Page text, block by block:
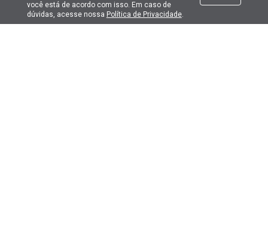
Formas de pagamento
você está de acordo com isso. Em caso de
dúvidas, acesse nossa Política de Privacidade.